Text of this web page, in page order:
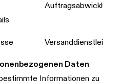
Auftragsabwicklung
Versanddienstleister
Daten
Informationen zu